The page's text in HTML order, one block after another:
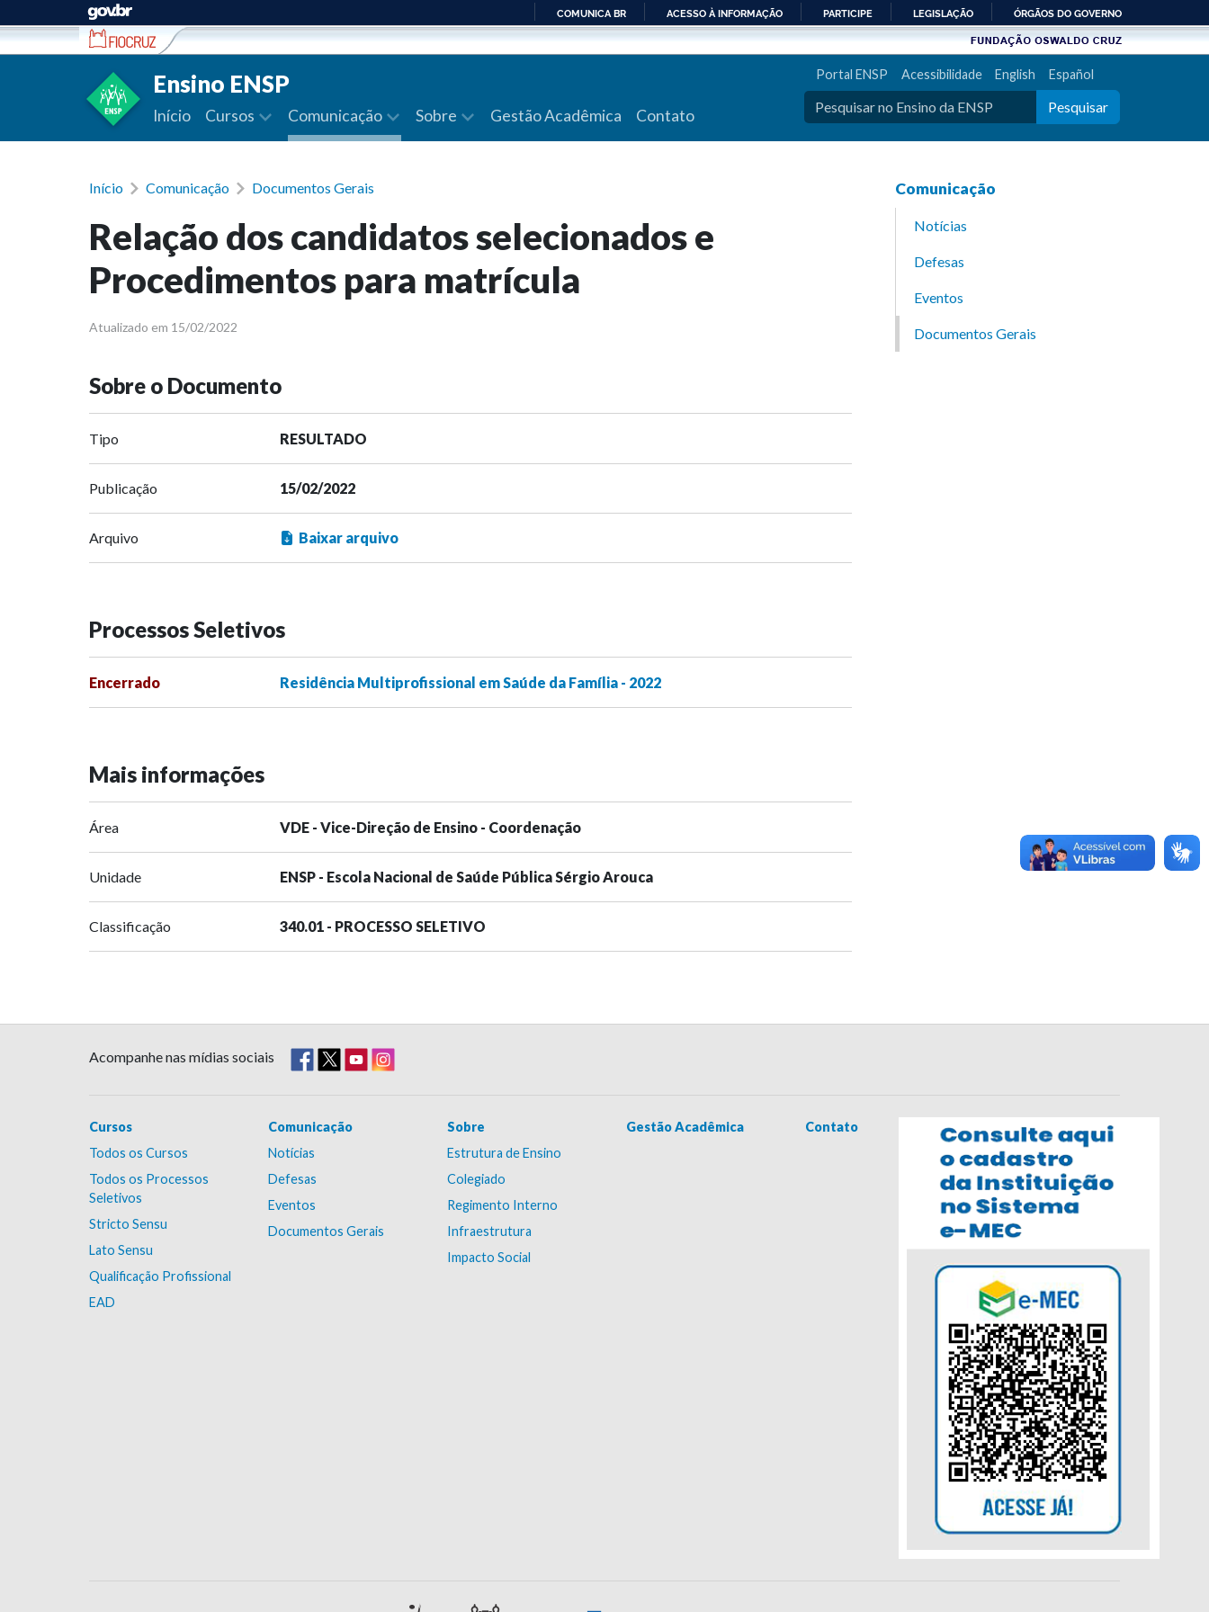
Ir para conteúdo
PARA
COMUNICA BR ACESSO À INFORMAÇÃO PARTICIPE LEGISLAÇÃO ÓRGÃOS DO GOVERNO
Ensino ENSP
Início Cursos Comunicação Sobre Gestão Acadêmica Contato
Portal ENSP Acessibilidade English Español
Pesquisar
Início Comunicação Documentos Gerais
Relação dos candidatos selecionados e
Procedimentos para matrícula
Atualizado em 15/02/2022
Sobre o Documento
Tipo RESULTADO
Publicação 15/02/2022
Arquivo Baixar arquivo
Processos Seletivos
Encerrado Residência Multiprofissional em Saúde da Família - 2022
Mais informações
Área VDE - Vice-Direção de Ensino - Coordenação
Unidade ENSP - Escola Nacional de Saúde Pública Sérgio Arouca
Classificação 340.01 - PROCESSO SELETIVO
Comunicação
Notícias
Defesas
Eventos
Documentos Gerais
Acompanhe nas mídias sociais
Cursos
Todos os Cursos
Todos os Processos
Seletivos
Stricto Sensu
Lato Sensu
Qualificação Profissional
EAD
Comunicação
Notícias
Defesas
Eventos
Documentos Gerais
Sobre
Estrutura de Ensino
Colegiado
Regimento Interno
Infraestrutura
Impacto Social
Gestão Acadêmica Contato